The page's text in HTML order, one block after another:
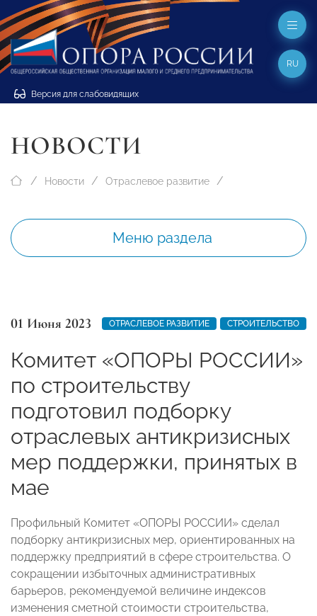
Версия для слабовидящих
RU
НОВОСТИ
Новости Отраслевое развитие
Меню раздела
01 Июня 2023 ОТРАСЛЕВОЕ РАЗВИТИЕ СТРОИТЕЛЬСТВО
Комитет «ОПОРЫ РОССИИ»
по строительству
подготовил подборку
отраслевых антикризисных
мер поддержки, принятых в
мае
Профильный Комитет «ОПОРЫ РОССИИ» сделал
подборку антикризисных мер, ориентированных на
поддержку предприятий в сфере строительства. О
сокращении избыточных административных
барьеров, рекомендуемой величине индексов
изменения сметной стоимости строительства,